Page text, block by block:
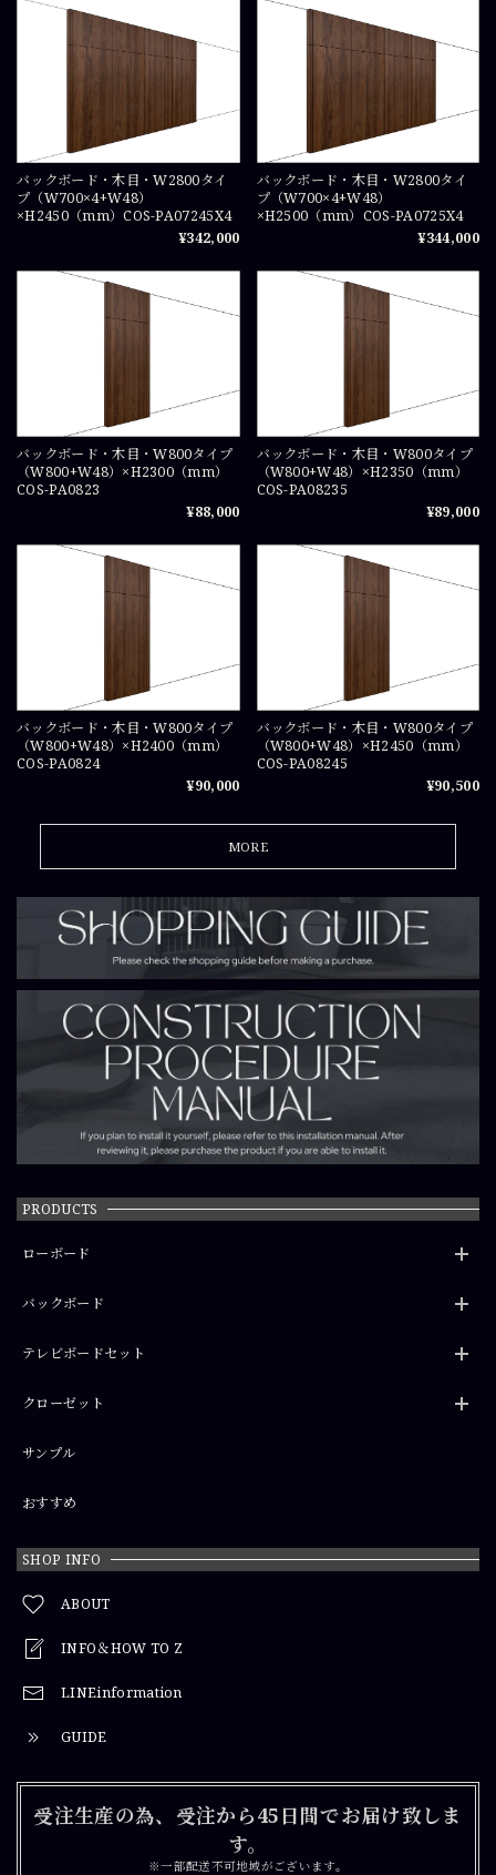
PRODUCTS
ローボード
バックボード
テレビボードセット
クローゼット
サンプル
おすすめ
SHOP INFO
ABOUT
INFO＆HOW TO Z
LINEinformation
GUIDE
受注生産の為、受注から45日間でお届け致しま
す。
※一部配送不可地域がございます。
バックボード・木目・W2800タイ
プ（W700×4+W48）
×H2450（mm）COS-PA07245X4
¥342,000
バックボード・木目・W2800タイ
プ（W700×4+W48）
×H2500（mm）COS-PA0725X4
¥344,000
バックボード・木目・W800タイプ
（W800+W48）×H2300（mm）
COS-PA0823
¥88,000
バックボード・木目・W800タイプ
（W800+W48）×H2350（mm）
COS-PA08235
¥89,000
バックボード・木目・W800タイプ
（W800+W48）×H2400（mm）
COS-PA0824
¥90,000
バックボード・木目・W800タイプ
（W800+W48）×H2450（mm）
COS-PA08245
¥90,500
MORE